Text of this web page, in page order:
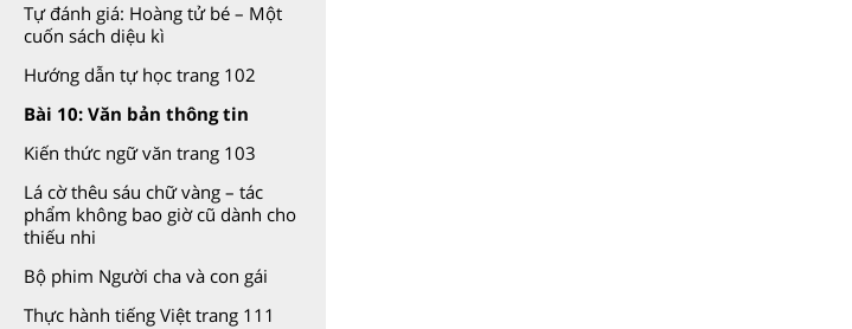
Tự đánh giá: Hoàng tử bé – Một
cuốn sách diệu kì
Hướng dẫn tự học trang 102
Bài 10: Văn bản thông tin
Kiến thức ngữ văn trang 103
Lá cờ thêu sáu chữ vàng – tác
phẩm không bao giờ cũ dành cho
thiếu nhi
Bộ phim Người cha và con gái
Thực hành tiếng Việt trang 111